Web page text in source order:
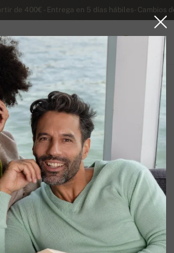
de 400€ - Entrega en 5 días hábiles- Cambios
contraseña
el correo electrónico que utilizó
dirección un enlace a la página
su contraseña. El enlace será
24 horas.
registro